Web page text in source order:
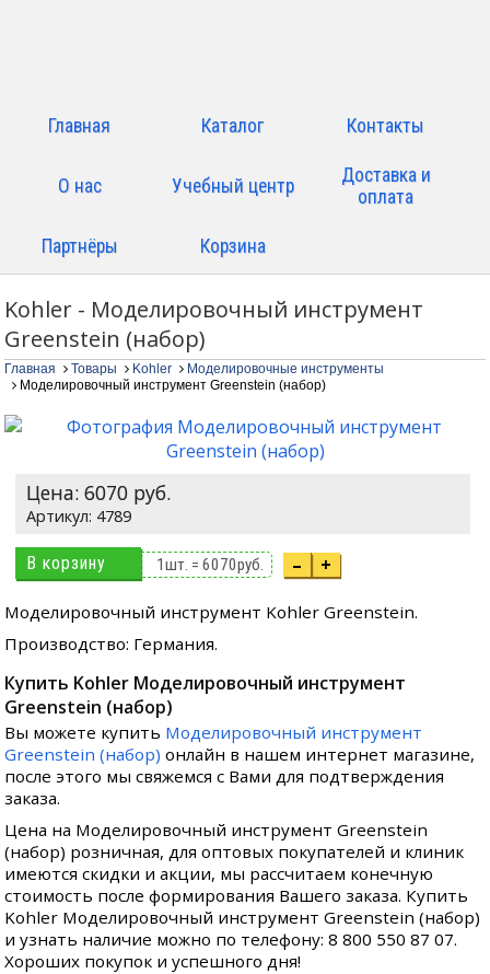
Главная Каталог Контакты
О нас Учебный центр
Доставка и
оплата
Партнёры Корзина
Kohler - Моделировочный инструмент
Greenstein (набор)
Главная Товары Kohler
Моделировочные инструменты
Моделировочный инструмент Greenstein (набор)
Цена:6070 руб.
4789
В корзину 1шт. =6070руб. – +
Моделировочный инструмент Kohler Greenstein.
Производство: Германия.
Купить Kohler Моделировочный инструмент
Greenstein (набор)
Вы можете купить Моделировочный инструмент
Greenstein (набор) онлайн в нашем интернет магазине,
после этого мы свяжемся с Вами для подтверждения
заказа.
Цена на Моделировочный инструмент Greenstein
(набор) розничная, для оптовых покупателей и клиник
имеются скидки и акции, мы рассчитаем конечную
стоимость после формирования Вашего заказа. Купить
Kohler Моделировочный инструмент Greenstein (набор)
и узнать наличие можно по телефону: 8 800 550 87 07.
Хороших покупок и успешного дня!